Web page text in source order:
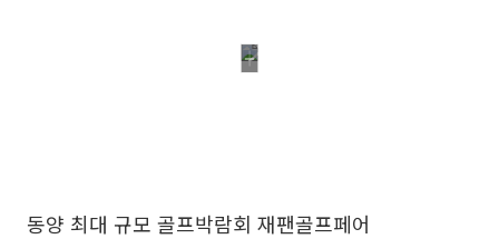
동양 최대 규모 골프박람회 재팬골프페어